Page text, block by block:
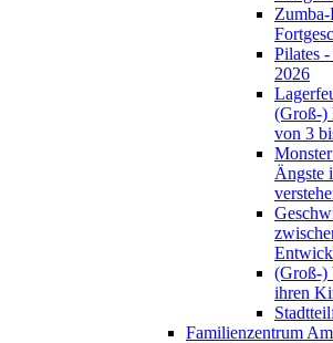
Pilates
2026
(Groß-)
von 3
Ängste
(Groß-)
ihren
Familienzentrum